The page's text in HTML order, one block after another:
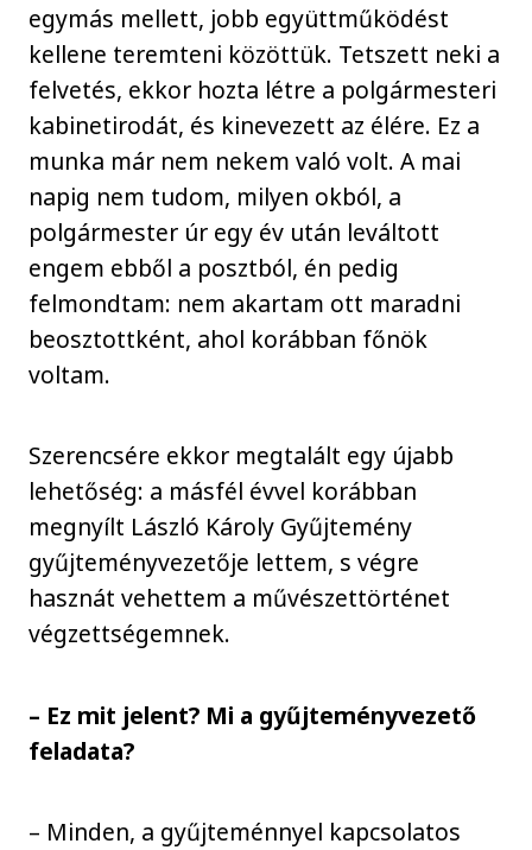
egymás mellett, jobb együttműködést
kellene teremteni közöttük. Tetszett neki a
felvetés, ekkor hozta létre a polgármesteri
kabinetirodát, és kinevezett az élére. Ez a
munka már nem nekem való volt. A mai
napig nem tudom, milyen okból, a
polgármester úr egy év után leváltott
engem ebből a posztból, én pedig
felmondtam: nem akartam ott maradni
beosztottként, ahol korábban főnök
voltam.
Szerencsére ekkor megtalált egy újabb
lehetőség: a másfél évvel korábban
megnyílt László Károly Gyűjtemény
gyűjteményvezetője lettem, s végre
hasznát vehettem a művészettörténet
végzettségemnek.
– Ez mit jelent? Mi a gyűjteményvezető
feladata?
– Minden, a gyűjteménnyel kapcsolatos